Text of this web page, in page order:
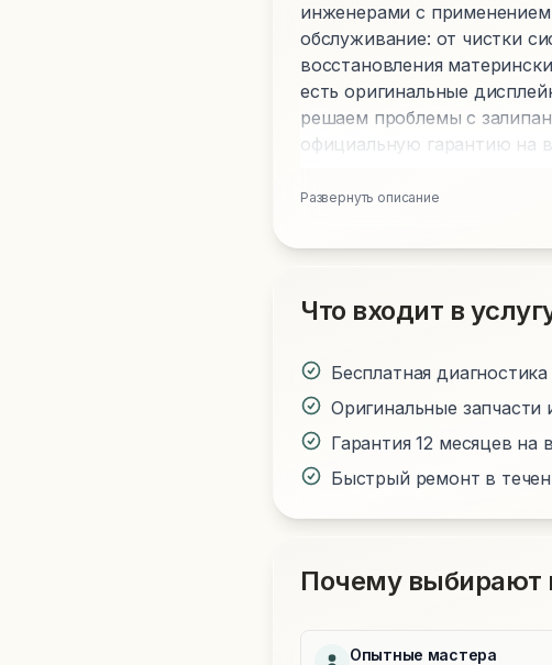
инженерами с
обслуживание: от чистки
восстановления
есть оригинальные
решаем проблемы с
официальную гарантию на
Развернуть описание
Что входит в
Бесплатная
Оригинальные
Гарантия 12 месяцев на
Быстрый ремонт в
Почему выбирают
Опытные мастера